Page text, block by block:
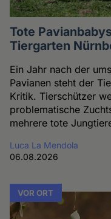
Tote
Tiergarten
Ein Jahr nach der
Pavianen steht der
Kritik. Tierschützer
problematische
mehrere tote
Luca La Mendola
06.08.2026
VOR ORT